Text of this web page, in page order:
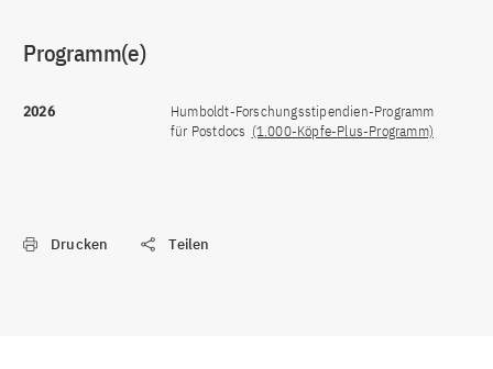
Programm(e)
2026
Humboldt-Forschungsstipendien-Programm
für Postdocs (1.000-Köpfe-Plus-Programm)
Drucken Teilen